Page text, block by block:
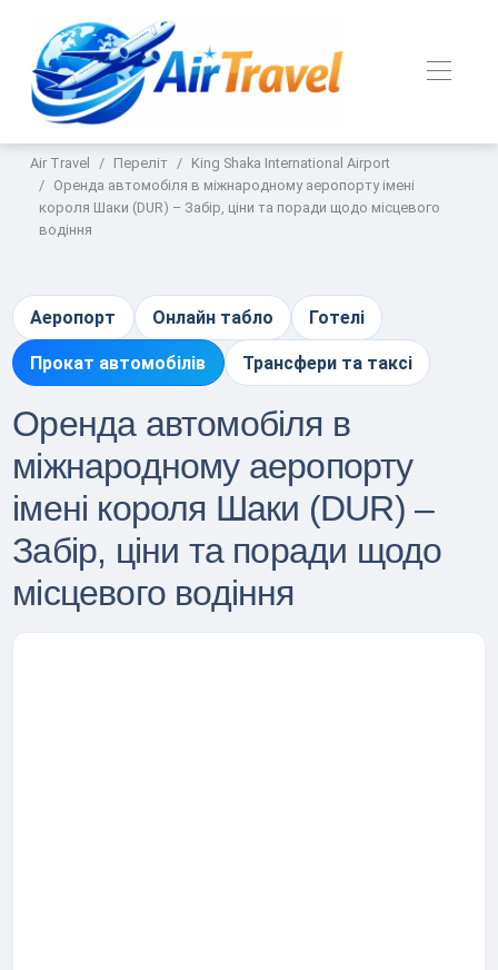
Air Travel Переліт
King Shaka International Airport
Оренда автомобіля в міжнародному аеропорту імені
короля Шаки (DUR) – Забір, ціни та поради щодо місцевого
водіння
Аеропорт Онлайн табло Готелі
Прокат автомобілів Трансфери та таксі
Оренда автомобіля в
міжнародному аеропорту
імені короля Шаки (DUR) –
Забір, ціни та поради щодо
місцевого водіння